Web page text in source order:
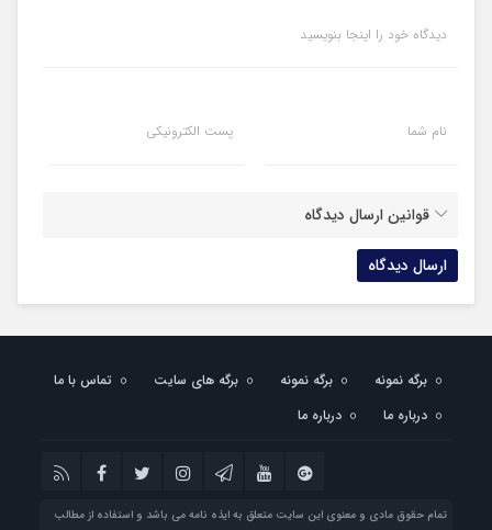
دیدگاه خود را اینجا بنویسید
نام شما پست الکترونیکی
قوانین ارسال دیدگاه
برگه نمونه برگه نمونه برگه های سایت
تماس با ما
درباره ما
درباره ما
تمام حقوق مادی و معنوی این سایت متعلق به ایذه نامه می باشد و استفاده از مطالب